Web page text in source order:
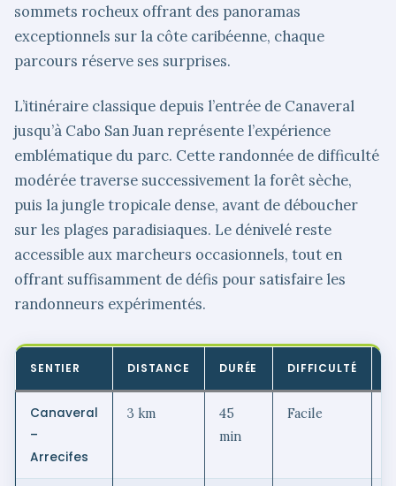
sommets rocheux offrant des panoramas
exceptionnels sur la côte caribéenne, chaque
parcours réserve ses surprises.
L’itinéraire classique depuis l’entrée de Canaveral
jusqu’à Cabo San Juan représente l’expérience
emblématique du parc. Cette randonnée de difficulté
modérée traverse successivement la forêt sèche,
puis la jungle tropicale dense, avant de déboucher
sur les plages paradisiaques. Le dénivelé reste
accessible aux marcheurs occasionnels, tout en
offrant suffisamment de défis pour satisfaire les
randonneurs expérimentés.
SENTIER DISTANCE DURÉE DIFFICULTÉ
Canaveral
–
Arrecifes
3 km
45
min
Facile